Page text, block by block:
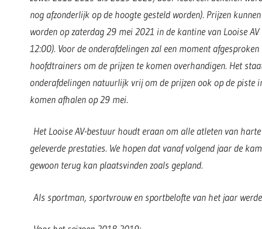
nog afzonderlijk op de hoogte gesteld worden). Prijzen
worden op zaterdag 29 mei 2021 in de kantine van Looise
12:00). Voor de onderafdelingen zal een moment
hoofdtrainers om de prijzen te komen overhandigen. Het
onderafdelingen natuurlijk vrij om de prijzen ook op de piste
komen afhalen op 29 mei.
Het Looise AV-bestuur houdt eraan om alle atleten van
geleverde prestaties. We hopen dat vanaf volgend jaar de
gewoon terug kan plaatsvinden zoals gepland.
Als sportman, sportvrouw en sportbelofte van het jaar